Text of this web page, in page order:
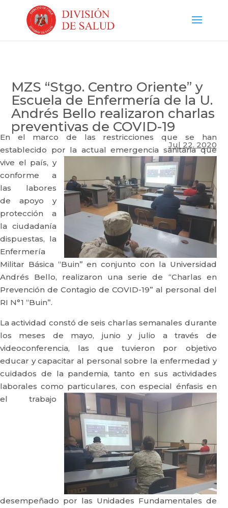
MZS “Stgo. Centro Oriente” y
Escuela de Enfermería de la U.
Andrés Bello realizaron charlas
preventivas de COVID-19
Jul 22, 2020
En el marco de las restricciones que se han
establecido por la actual emergencia sanitaria que
vive el país, y
conforme a
las labores
de apoyo y
protección a
la ciudadanía
dispuestas, la
Enfermería
Militar Básica “Buin” en conjunto con la Universidad
Andrés Bello, realizaron una serie de “Charlas en
Prevención de Contagio de COVID-19” al personal del
RI N°1 “Buin”.
La actividad constó de seis charlas semanales durante
los meses de mayo, junio y julio a través de
videoconferencia, las que tuvieron por objetivo
educar y capacitar al personal sobre la enfermedad y
cuidados de la pandemia, tanto en sus actividades
laborales como particulares, con especial énfasis en
el trabajo
desempeñado por las Unidades Fundamentales de